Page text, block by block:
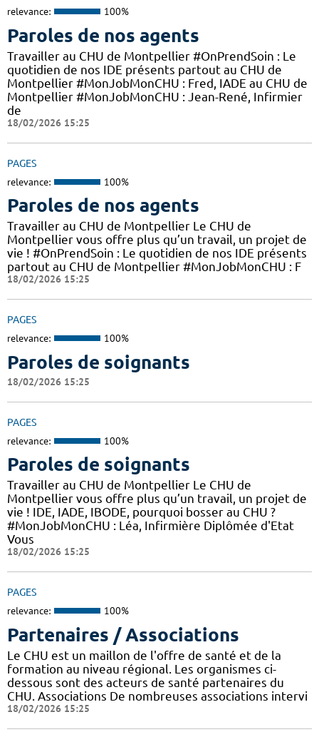
relevance: 100%
Paroles de nos agents
Travailler au CHU de Montpellier #OnPrendSoin : Le
quotidien de nos IDE présents partout au CHU de
Montpellier #MonJobMonCHU : Fred, IADE au CHU de
Montpellier #MonJobMonCHU : Jean-René, Infirmier
de
18/02/2026 15:25
PAGES
relevance: 100%
Paroles de nos agents
Travailler au CHU de Montpellier Le CHU de
Montpellier vous offre plus qu’un travail, un projet de
vie ! #OnPrendSoin : Le quotidien de nos IDE présents
partout au CHU de Montpellier #MonJobMonCHU : F
18/02/2026 15:25
PAGES
relevance: 100%
Paroles de soignants
18/02/2026 15:25
PAGES
relevance: 100%
Paroles de soignants
Travailler au CHU de Montpellier Le CHU de
Montpellier vous offre plus qu’un travail, un projet de
vie ! IDE, IADE, IBODE, pourquoi bosser au CHU ?
#MonJobMonCHU : Léa, Infirmière Diplômée d'Etat
Vous
18/02/2026 15:25
PAGES
relevance: 100%
Partenaires / Associations
Le CHU est un maillon de l'offre de santé et de la
formation au niveau régional. Les organismes ci-
dessous sont des acteurs de santé partenaires du
CHU. Associations De nombreuses associations intervi
18/02/2026 15:25